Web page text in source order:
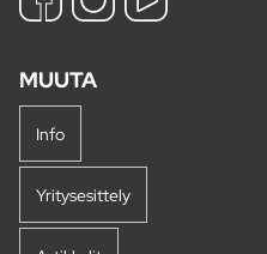
MUUTA
Info
Yritysesittely